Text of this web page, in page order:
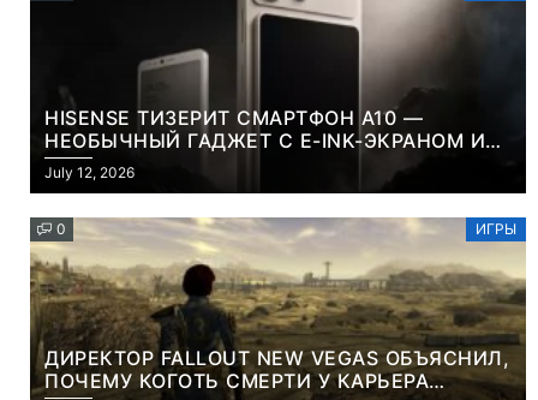
HISENSE ТИЗЕРИТ СМАРТФОН A10 —
НЕОБЫЧНЫЙ ГАДЖЕТ С E-INK-ЭКРАНОМ И
СЪЕМНОЙ LCD-ПАНЕЛЬЮ ДЛЯ ЦВЕТНОГО
КОНТЕНТА И СОЦСЕТЕЙ
July 12, 2026
0 ИГРЫ
ДИРЕКТОР FALLOUT NEW VEGAS ОБЪЯСНИЛ,
ПОЧЕМУ КОГОТЬ СМЕРТИ У КАРЬЕРА